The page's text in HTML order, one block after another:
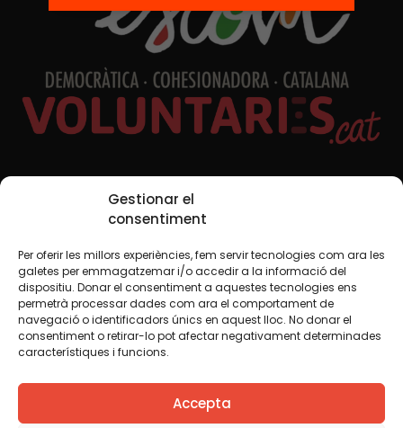
Gestionar el
consentiment
Per oferir les millors experiències, fem servir tecnologies com ara les
galetes per emmagatzemar i/o accedir a la informació del
dispositiu. Donar el consentiment a aquestes tecnologies ens
permetrà processar dades com ara el comportament de
navegació o identificadors únics en aquest lloc. No donar el
consentiment o retirar-lo pot afectar negativament determinades
característiques i funcions.
Accepta
Xarxes Socials
TWT YTB IG FB IN
Avís legalPolítica de cookies
Creiem que el coneixement s’ha de compartir. Per això
fem servir una llicència Creative Commons, llevat que en
algun material indiquem el contrari. Us animem a copiar,